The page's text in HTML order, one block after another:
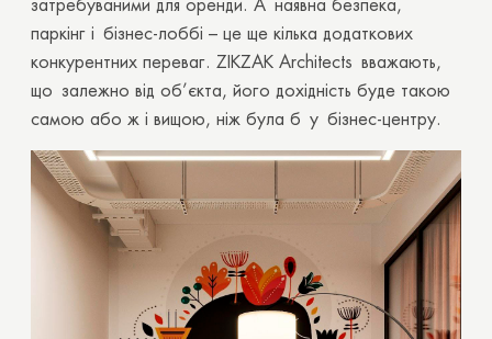
затребуваними для оренди. А наявна безпека,
паркінг і бізнес-лоббі – це ще кілька додаткових
конкурентних переваг. ZIKZAK Architects вважають,
що залежно від об’єкта, його дохідність буде такою
самою або ж і вищою, ніж була б у бізнес-центру.